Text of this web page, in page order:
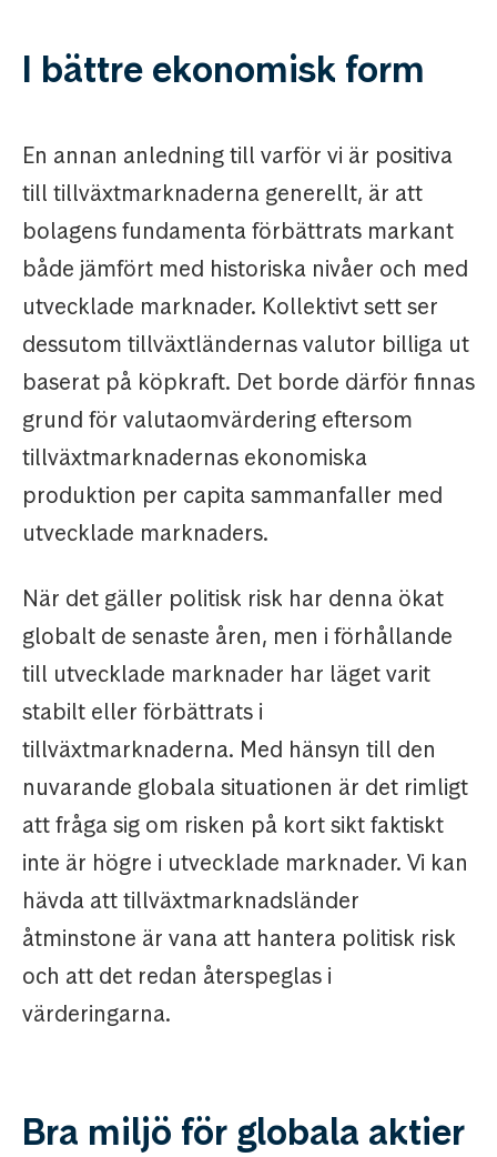
I bättre ekonomisk form
En annan anledning till varför vi är positiva
till tillväxtmarknaderna generellt, är att
bolagens fundamenta förbättrats markant
både jämfört med historiska nivåer och med
utvecklade marknader. Kollektivt sett ser
dessutom tillväxtländernas valutor billiga ut
baserat på köpkraft. Det borde därför finnas
grund för valutaomvärdering eftersom
tillväxtmarknadernas ekonomiska
produktion per capita sammanfaller med
utvecklade marknaders.
När det gäller politisk risk har denna ökat
globalt de senaste åren, men i förhållande
till utvecklade marknader har läget varit
stabilt eller förbättrats i
tillväxtmarknaderna. Med hänsyn till den
nuvarande globala situationen är det rimligt
att fråga sig om risken på kort sikt faktiskt
inte är högre i utvecklade marknader. Vi kan
hävda att tillväxtmarknadsländer
åtminstone är vana att hantera politisk risk
och att det redan återspeglas i
värderingarna.
Bra miljö för globala aktier